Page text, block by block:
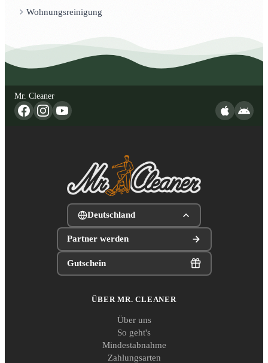
Wohnungsreinigung
Mr. Cleaner
Deutschland
Partner werden
Gutschein
ÜBER MR. CLEANER
Über uns
So geht's
Mindestabnahme
Zahlungsarten